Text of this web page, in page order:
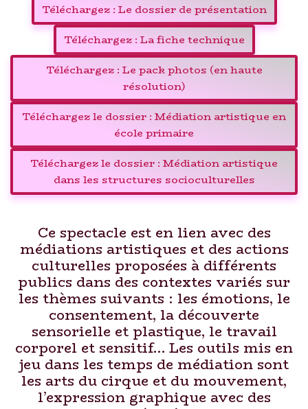
Téléchargez : Le dossier de présentation
Téléchargez : La fiche technique
Téléchargez : Le pack photos (en haute
résolution)
Téléchargez le dossier : Médiation artistique en
école primaire
Téléchargez le dossier : Médiation artistique
dans les structures socioculturelles
Ce spectacle est en lien avec des
médiations artistiques et des actions
culturelles proposées à différents
publics dans des contextes variés sur
les thèmes suivants : les émotions, le
consentement, la découverte
sensorielle et plastique, le travail
corporel et sensitif… Les outils mis en
jeu dans les temps de médiation sont
les arts du cirque et du mouvement,
l’expression graphique avec des